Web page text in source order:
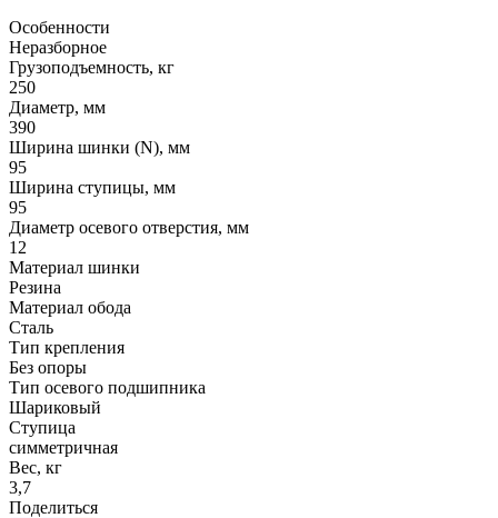
Особенности
Неразборное
Грузоподъемность, кг
250
Диаметр, мм
390
Ширина шинки (N), мм
95
Ширина ступицы, мм
95
Диаметр осевого отверстия, мм
12
Материал шинки
Резина
Материал обода
Сталь
Тип крепления
Без опоры
Тип осевого подшипника
Шариковый
Ступица
симметричная
Вес, кг
3,7
Поделиться